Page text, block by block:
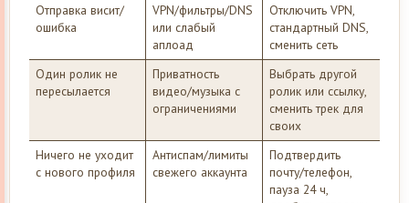
Отправка висит/
ошибка
VPN/фильтры/DNS
или слабый
аплоад
Отключить VPN,
стандартный DNS,
сменить сеть
Один ролик не
пересылается
Приватность
видео/музыка с
ограничениями
Выбрать другой
ролик или ссылку,
сменить трек для
своих
Ничего не уходит
с нового профиля
Антиспам/лимиты
свежего аккаунта
Подтвердить
почту/телефон,
пауза 24 ч,